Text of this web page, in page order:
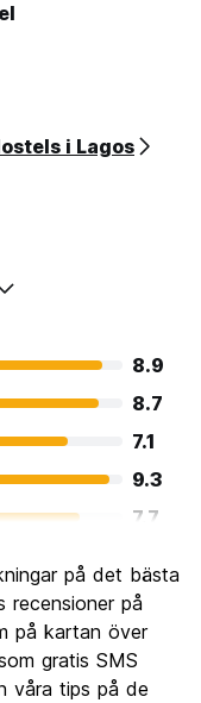
i Lagos
8.9
8.7
7.1
9.3
7.7
7.3
8.6
8.6
på det bästa
recensioner på
på kartan över
gratis SMS
våra tips på de